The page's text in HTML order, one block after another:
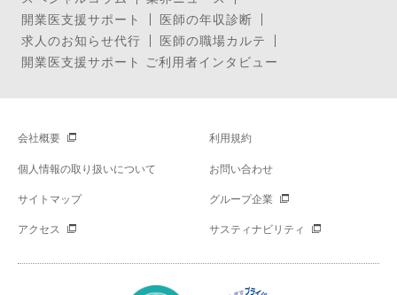
開業医支援サポート
医師の年収診断
求人のお知らせ代行
医師の職場カルテ
開業医支援サポート ご利用者インタビュー
会社概要 利用規約
個人情報の取り扱いについて お問い合わせ
サイトマップ グループ企業
アクセス サスティナビリティ